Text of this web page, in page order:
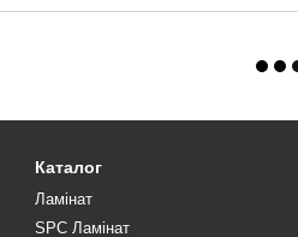
Каталог
Ламінат
SPC Ламінат